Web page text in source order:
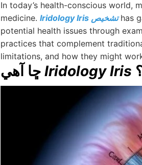
In today’s health-conscious world,
medicine.
Iridology Iris تشخيص has
potential health issues through
practices that complement
limitations, and how they might
ڇا آهي ؟